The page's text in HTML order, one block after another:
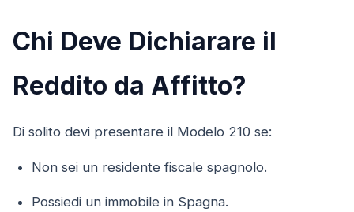
Chi Deve Dichiarare il
Reddito da Affitto?
Di solito devi presentare il Modelo 210 se:
Non sei un residente fiscale spagnolo.
Possiedi un immobile in Spagna.